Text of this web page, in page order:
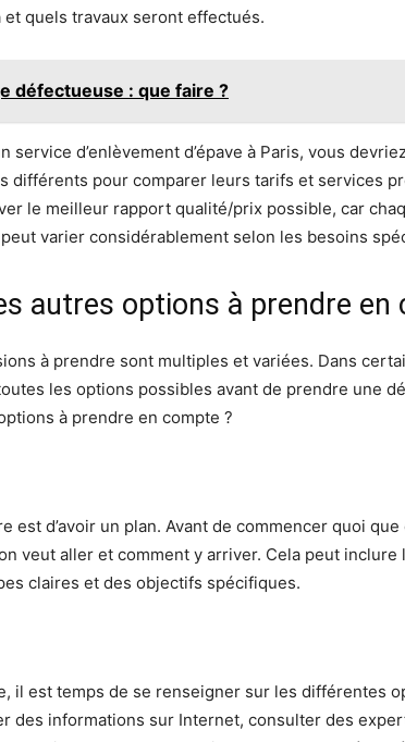
quels travaux seront effectués.
défectueuse : que faire ?
service d’enlèvement d’épave à Paris, vous
différents pour comparer leurs tarifs et services
le meilleur rapport qualité/prix possible, car
varier considérablement selon les besoins
autres options à prendre en
à prendre sont multiples et variées. Dans
les options possibles avant de prendre une
à prendre en compte ?
est d’avoir un plan. Avant de commencer quoi
veut aller et comment y arriver. Cela peut inclure
claires et des objectifs spécifiques.
il est temps de se renseigner sur les différentes
des informations sur Internet, consulter des